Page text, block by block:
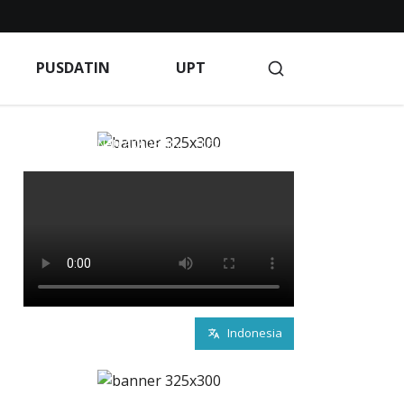
Indeks Berita
LAYANAN AKADEMIK LP2M
Privacy Policy Products
PROFILE KAMPUS
Terms of Service
Terms of Service
Indonesia
PUSDATIN UPT